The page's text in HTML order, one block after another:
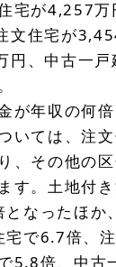
宅が4,257万
文住宅が
円、中古一
が年収の何
いては、注
、その他の
す。土地付
なったほか
で6.7倍、
5.8倍、中古